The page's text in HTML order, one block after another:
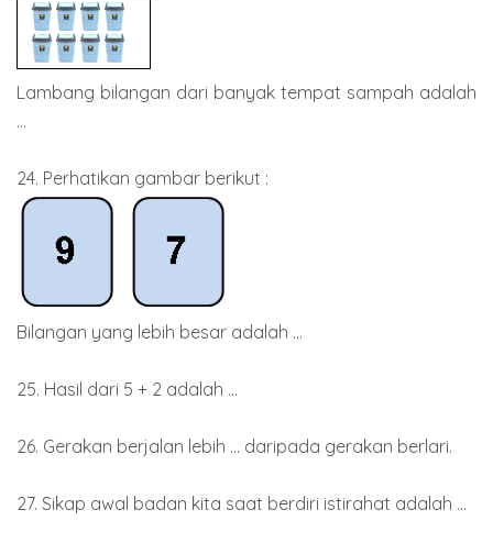
Lambang bilangan dari banyak tempat sampah adalah
...
24. Perhatikan gambar berikut :
Bilangan yang lebih besar adalah ...
25. Hasil dari 5 + 2 adalah ...
26. Gerakan berjalan lebih ... daripada gerakan berlari.
27. Sikap awal badan kita saat berdiri istirahat adalah ...